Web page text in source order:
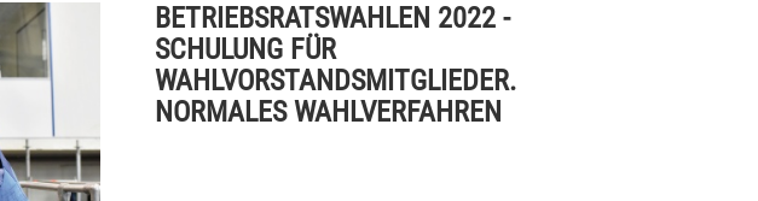
BETRIEBSRATSWAHLEN 2022 -
SCHULUNG FÜR
WAHLVORSTANDSMITGLIEDER.
NORMALES WAHLVERFAHREN